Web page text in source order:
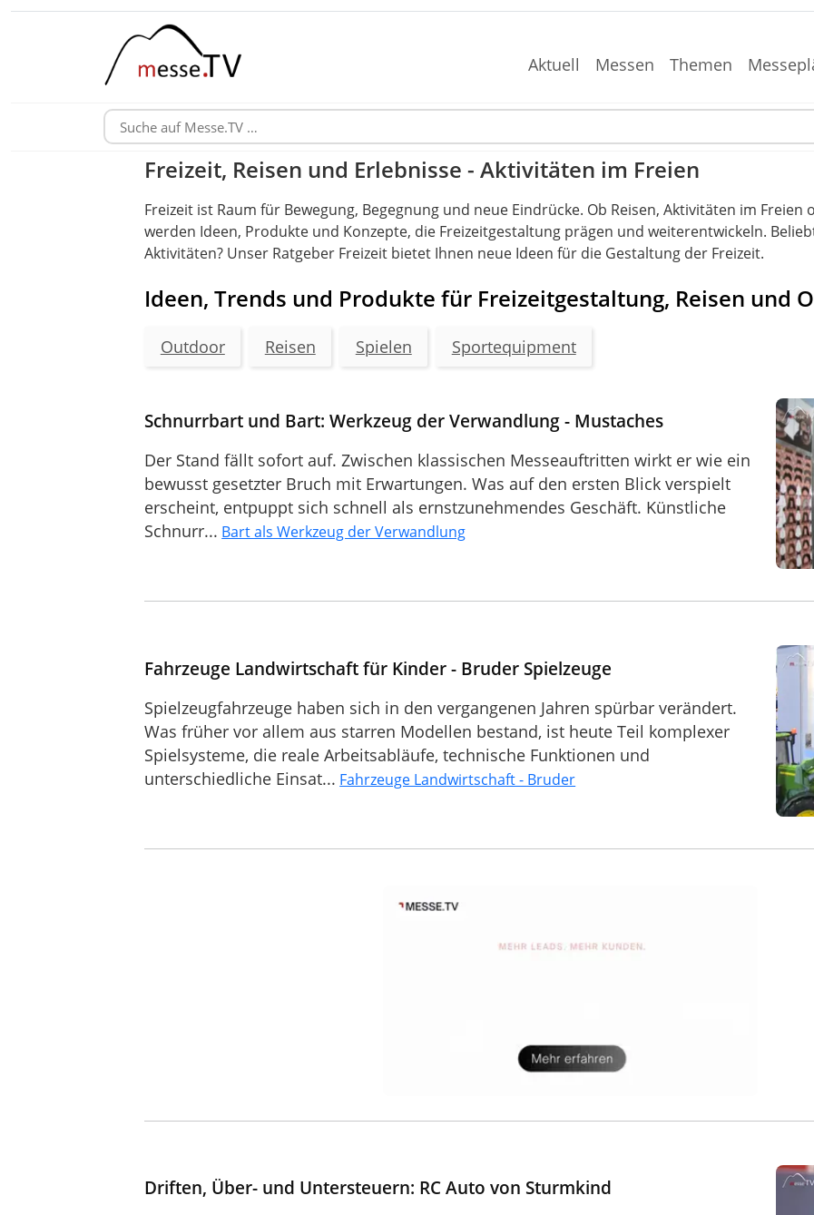
Aktuell Messen Themen
Freizeit, Reisen und Erlebnisse - Aktivitäten im Freien
Freizeit ist Raum für Bewegung, Begegnung und neue Eindrücke. Ob Reisen, Aktivitäten im
werden Ideen, Produkte und Konzepte, die Freizeitgestaltung prägen und weiterentwickeln.
Aktivitäten? Unser Ratgeber Freizeit bietet Ihnen neue Ideen für die Gestaltung der Freizeit.
Ideen, Trends und Produkte für Freizeitgestaltung, Reisen und
Outdoor Reisen Spielen Sportequipment
Schnurrbart und Bart: Werkzeug der Verwandlung - Mustaches
Der Stand fällt sofort auf. Zwischen klassischen Messeauftritten wirkt er wie ein
bewusst gesetzter Bruch mit Erwartungen. Was auf den ersten Blick verspielt
erscheint, entpuppt sich schnell als ernstzunehmendes Geschäft. Künstliche
Schnurr... Bart als Werkzeug der Verwandlung
Fahrzeuge Landwirtschaft für Kinder - Bruder Spielzeuge
Spielzeugfahrzeuge haben sich in den vergangenen Jahren spürbar verändert.
Was früher vor allem aus starren Modellen bestand, ist heute Teil komplexer
Spielsysteme, die reale Arbeitsabläufe, technische Funktionen und
unterschiedliche Einsat... Fahrzeuge Landwirtschaft - Bruder
Driften, Über- und Untersteuern: RC Auto von Sturmkind